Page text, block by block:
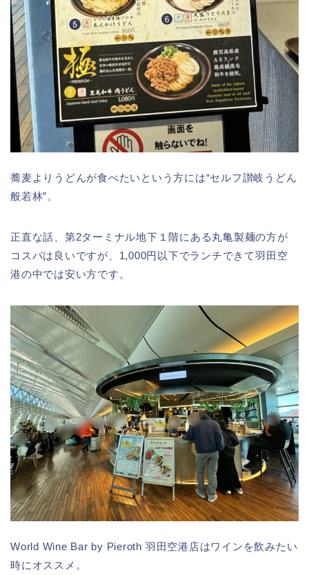
蕎麦よりうどんが食べたいという方には“セルフ讃岐うどん
般若林”。
正直な話、第2ターミナル地下１階にある丸亀製麺の方が
コスパは良いですが、1,000円以下でランチできて羽田空
港の中では安い方です。
World Wine Bar by Pieroth 羽田空港店はワインを飲みたい
時にオススメ。